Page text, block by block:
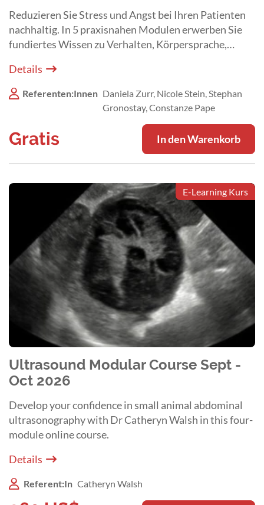
Reduzieren Sie Stress und Angst bei Ihren Patienten
nachhaltig. In 5 praxisnahen Modulen erwerben Sie
fundiertes Wissen zu Verhalten, Körpersprache,
Details
Referenten:Innen Daniela Zurr, Nicole Stein, Stephan
Gronostay, Constanze Pape
Gratis In den Warenkorb
E-Learning Kurs
Ultrasound Modular Course Sept -
Oct 2026
Develop your confidence in small animal abdominal
ultrasonography with Dr Catheryn Walsh in this four-
module online course.
Details
Referent:In Catheryn Walsh